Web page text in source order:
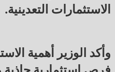
الاستثمارات التعدينية.
وأكد الوزير أهمية